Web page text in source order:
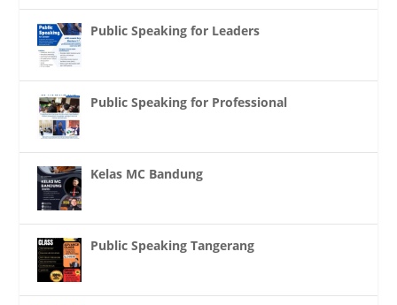
Public Speaking for Leaders
Public Speaking for Professional
Kelas MC Bandung
Public Speaking Tangerang